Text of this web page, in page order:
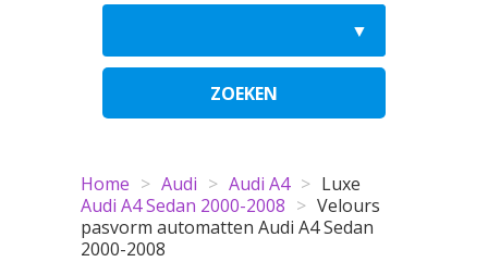
ZOEKEN
Home > Audi > Audi A4 >
Audi A4 Sedan 2000-2008 >
Luxe
Velours
pasvorm automatten Audi A4 Sedan
2000-2008